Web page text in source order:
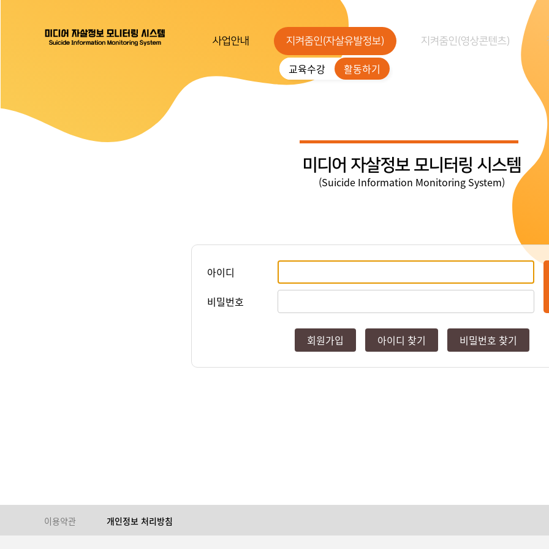
사업안내 지켜줌인(자살유발정보)
교육수강 활동하기
지켜줌인(영상콘텐츠)
미디어 자살정보 모니터링 시스템
(Suicide Information Monitoring System)
아이디
비밀번호
회원가입 아이디 찾기 비밀번호 찾기
이용약관 개인정보 처리방침